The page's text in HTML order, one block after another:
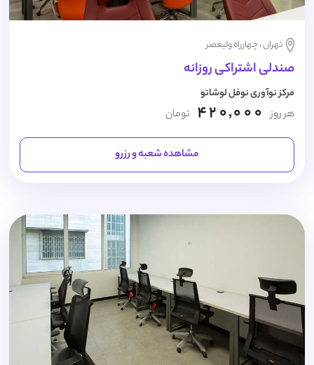
تهران ، چهارراه ولیعصر
صندلی اشتراکی روزانه
مرکز نوآوری نوفل لوشاتو
هر روز 420,000 تومان
مشاهده شعبه و رزرو